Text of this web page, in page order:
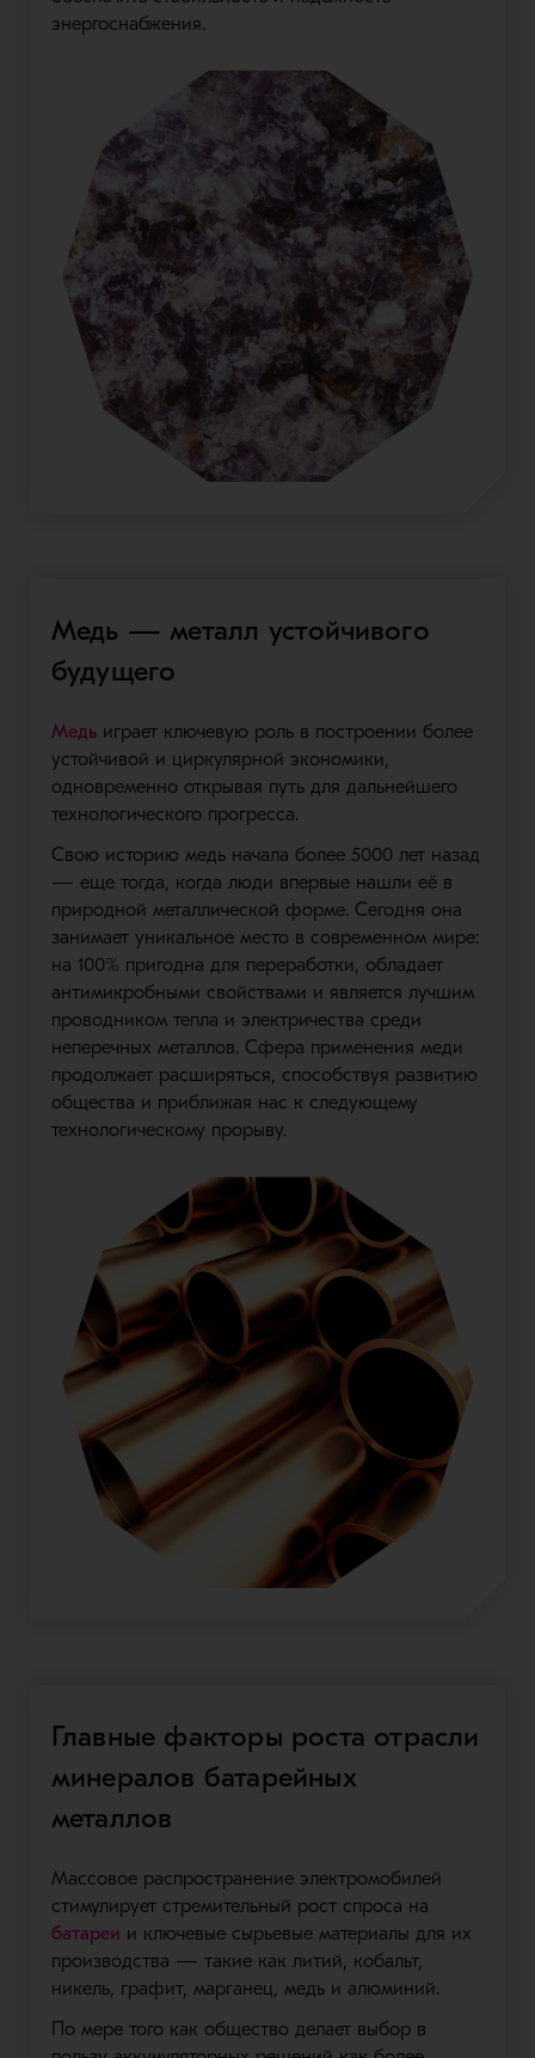
энергоснабжения.
Медь — металл устойчивого
будущего
Медьиграет ключевую роль в построении более
устойчивой и циркулярной экономики,
одновременно открывая путь для дальнейшего
технологического прогресса.
Свою историю медь начала более 5000 лет назад
— еще тогда, когда люди впервые нашли её в
природной металлической форме. Сегодня она
занимает уникальное место в современном мире:
на 100% пригодна для переработки, обладает
антимикробными свойствами и является лучшим
проводником тепла и электричества среди
неперечных металлов. Сфера применения меди
продолжает расширяться, способствуя развитию
общества и приближая нас к следующему
технологическому прорыву.
Главные факторы роста отрасли
минералов батарейных
металлов
Массовое распространение электромобилей
стимулирует стремительный рост спроса на
батареи и ключевые сырьевые материалы для их
производства — такие как литий, кобальт,
никель, графит, марганец, медь и алюминий.
По мере того как общество делает выбор в